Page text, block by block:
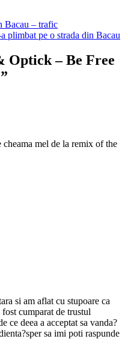
Bacau – trafic
plimbat pe o strada din Bacau
Optick – Be Free
”
mel de la remix of the
si am aflat cu stupoare ca
cumparat de trustul
ce deea a acceptat sa vanda?
sa imi poti raspunde